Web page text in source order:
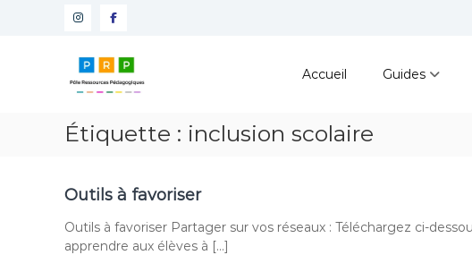
Instagram
Facebook
Pôle
Ressources
Pédagogiques
Développer
les
de
élèves
Accueil Guides
Étiquette : inclusion scolaire
Outils à favoriser
Outils à favoriser Partager sur vos réseaux : Téléchargez ci-
apprendre aux élèves à […]